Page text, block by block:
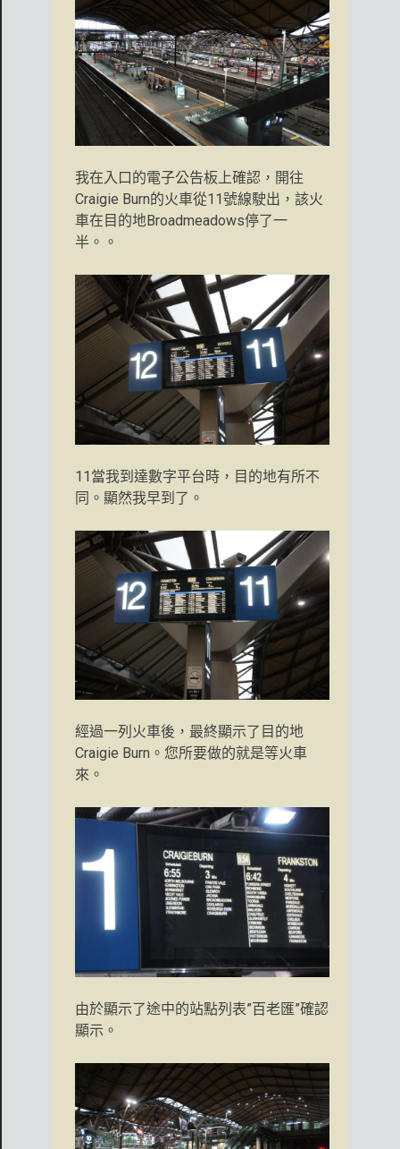
我在入口的電子公告板上確認，開往
Craigie Burn的火車從11號線駛出，該火
車在目的地Broadmeadows停了一
半。。
11當我到達數字平台時，目的地有所不
同。顯然我早到了。
經過一列火車後，最終顯示了目的地
Craigie Burn。您所要做的就是等火車
來。
由於顯示了途中的站點列表”百老匯”確認
顯示。